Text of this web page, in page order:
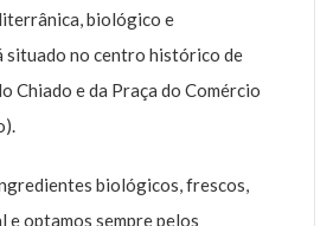
biológico e
situado no centro histórico de
Chiado e da Praça do Comércio
biológicos, frescos,
e optamos sempre pelos